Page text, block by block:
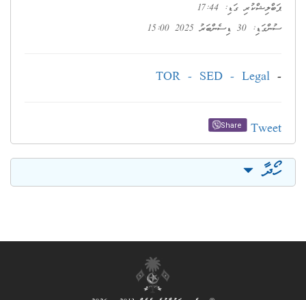
ޕަބްލިޝްކުރި ގަޑި: 17:44
ސުންގަޑި: 30 ޑިސެންބަރު 2025 15:00
-
TOR - SED - Legal
Tweet
Share
ހޯދާ